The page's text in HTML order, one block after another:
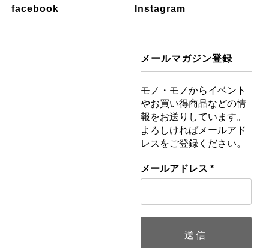
facebook Instagram
メールマガジン登録
モノ・モノからイベント
やお買い得商品などの情
報をお送りしています。
よろしければメールアド
レスをご登録ください。
メールアドレス *